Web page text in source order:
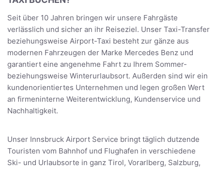
Seit über 10 Jahren bringen wir unsere Fahrgäste
verlässlich und sicher an ihr Reiseziel. Unser Taxi-Transfer
beziehungsweise Airport-Taxi besteht zur gänze aus
modernen Fahrzeugen der Marke Mercedes Benz und
garantiert eine angenehme Fahrt zu Ihrem Sommer-
beziehungsweise Winterurlaubsort. Außerden sind wir ein
kundenorientiertes Unternehmen und legen großen Wert
an firmeninterne Weiterentwicklung, Kundenservice und
Nachhaltigkeit.
Unser Innsbruck Airport Service bringt täglich dutzende
Touristen vom Bahnhof und Flughafen in verschiedene
Ski- und Urlaubsorte in ganz Tirol, Vorarlberg, Salzburg,